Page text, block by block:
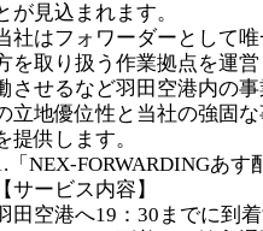
が見込まれます。
社はフォワーダーとして
を取り扱う作業拠点を運
させるなど羽田空港内の
立地優位性と当社の強固
提供します。
「NEX-FORWARDINGあす
【サービス内容】
田空港へ19：30までに到